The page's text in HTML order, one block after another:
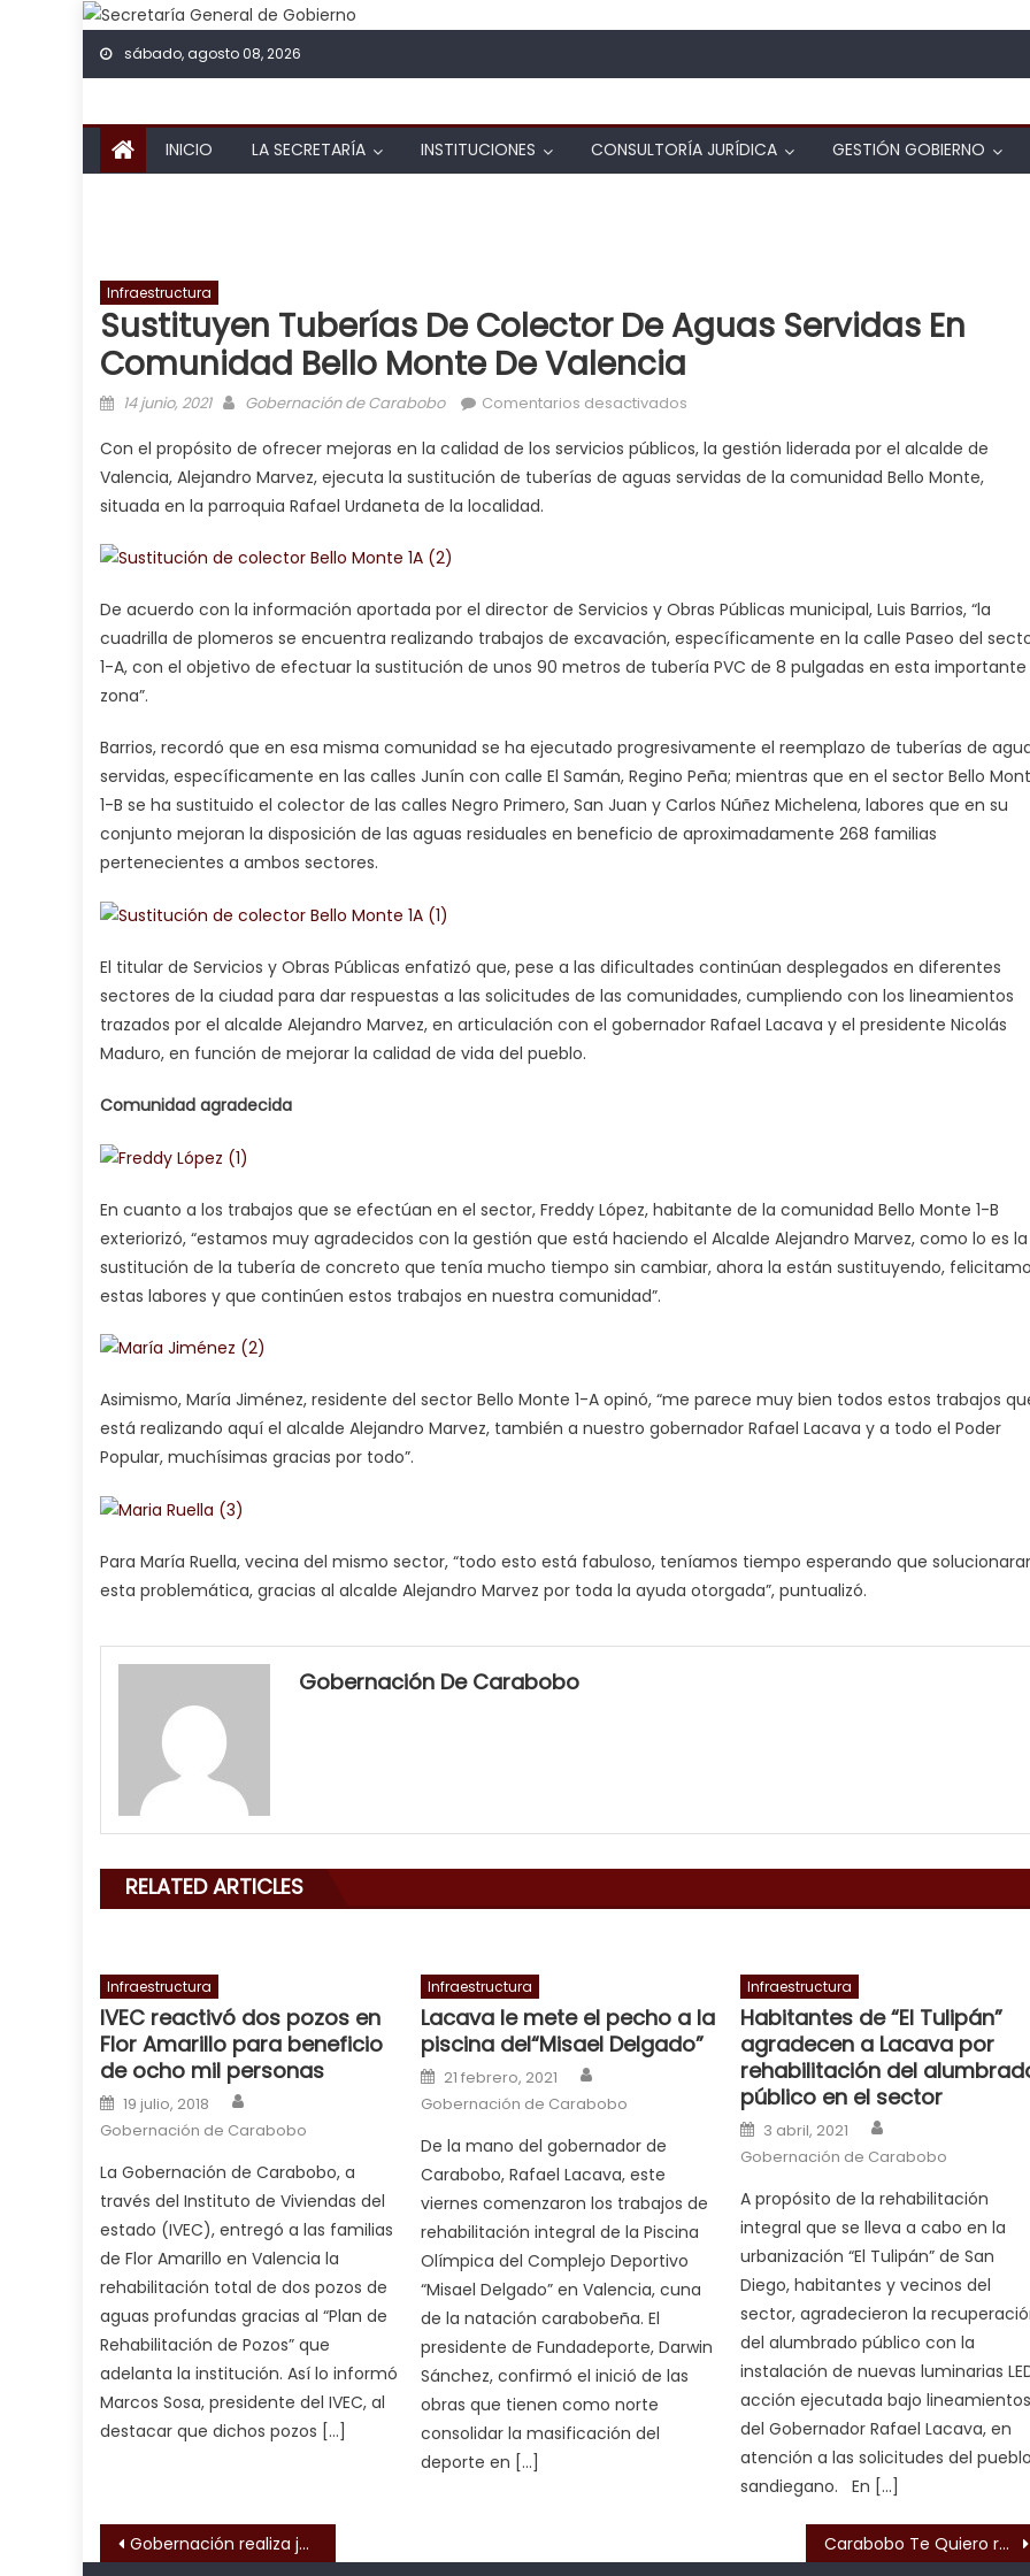
Skip to content
sábado, agosto 08, 2026
INICIO LA SECRETARÍA INSTITUCIONES CONSULTORÍA JURÍDICA GESTIÓN GOBIERNO
Infraestructura
Sustituyen Tuberías De Colector De Aguas Servidas En
Comunidad Bello Monte De Valencia
Posted on
14 junio, 2021 Author
Gobernación de Carabobo Comentarios desactivados
Con el propósito de ofrecer mejoras en la calidad de los servicios públicos, la gestión liderada por el alcalde de
Valencia, Alejandro Marvez, ejecuta la sustitución de tuberías de aguas servidas de la comunidad Bello Monte,
situada en la parroquia Rafael Urdaneta de la localidad.
De acuerdo con la información aportada por el director de Servicios y Obras Públicas municipal, Luis Barrios, “la
cuadrilla de plomeros se encuentra realizando trabajos de excavación, específicamente en la calle Paseo del
1-A, con el objetivo de efectuar la sustitución de unos 90 metros de tubería PVC de 8 pulgadas en esta importante
zona”.
Barrios, recordó que en esa misma comunidad se ha ejecutado progresivamente el reemplazo de tuberías de
servidas, específicamente en las calles Junín con calle El Samán, Regino Peña; mientras que en el sector Bello
1-B se ha sustituido el colector de las calles Negro Primero, San Juan y Carlos Núñez Michelena, labores que en su
conjunto mejoran la disposición de las aguas residuales en beneficio de aproximadamente 268 familias
pertenecientes a ambos sectores.
El titular de Servicios y Obras Públicas enfatizó que, pese a las dificultades continúan desplegados en diferentes
sectores de la ciudad para dar respuestas a las solicitudes de las comunidades, cumpliendo con los lineamientos
trazados por el alcalde Alejandro Marvez, en articulación con el gobernador Rafael Lacava y el presidente Nicolás
Maduro, en función de mejorar la calidad de vida del pueblo.
Comunidad agradecida
En cuanto a los trabajos que se efectúan en el sector, Freddy López, habitante de la comunidad Bello Monte 1-B
exteriorizó, “estamos muy agradecidos con la gestión que está haciendo el Alcalde Alejandro Marvez, como lo es la
sustitución de la tubería de concreto que tenía mucho tiempo sin cambiar, ahora la están sustituyendo,
estas labores y que continúen estos trabajos en nuestra comunidad”.
Asimismo, María Jiménez, residente del sector Bello Monte 1-A opinó, “me parece muy bien todos estos trabajos
está realizando aquí el alcalde Alejandro Marvez, también a nuestro gobernador Rafael Lacava y a todo el Poder
Popular, muchísimas gracias por todo”.
Para María Ruella, vecina del mismo sector, “todo esto está fabuloso, teníamos tiempo esperando que
esta problemática, gracias al alcalde Alejandro Marvez por toda la ayuda otorgada”, puntualizó.
my
neighbor
his
cum,
a
cuckold,
nice
milf
in
squirting,
sexy
Gobernación De Carabobo
RELATED ARTICLES
Infraestructura
IVEC reactivó dos pozos en
Flor Amarillo para beneficio
de ocho mil personas
Posted on
19 julio, 2018
Gobernación de Carabobo
La Gobernación de Carabobo, a
través del Instituto de Viviendas del
estado (IVEC), entregó a las familias
de Flor Amarillo en Valencia la
rehabilitación total de dos pozos de
aguas profundas gracias al “Plan de
Rehabilitación de Pozos” que
adelanta la institución. Así lo informó
Marcos Sosa, presidente del IVEC, al
destacar que dichos pozos […]
Infraestructura
Lacava le mete el pecho a la
piscina del“Misael Delgado”
Posted on
21 febrero, 2021
Gobernación de Carabobo
De la mano del gobernador de
Carabobo, Rafael Lacava, este
viernes comenzaron los trabajos de
rehabilitación integral de la Piscina
Olímpica del Complejo Deportivo
“Misael Delgado” en Valencia, cuna
de la natación carabobeña. El
presidente de Fundadeporte, Darwin
Sánchez, confirmó el inició de las
obras que tienen como norte
consolidar la masificación del
deporte en […]
Infraestructura
Habitantes de “El Tulipán”
agradecen a Lacava por
rehabilitación del
público en el sector
Posted on
3 abril, 2021
Gobernación de Carabobo
A propósito de la rehabilitación
integral que se lleva a cabo en la
urbanización “El Tulipán” de San
Diego, habitantes y vecinos del
sector, agradecieron la
del alumbrado público con la
instalación de nuevas luminarias
acción ejecutada bajo
del Gobernador Rafael Lacava, en
atención a las solicitudes del
sandiegano. En […]
Navegación de entradas
Gobernación realiza jornada de atención social para trabajadores del Ejecutivo Regional Carabobo Te Quiero reforzó saneamiento en distintos puntos de Valencia